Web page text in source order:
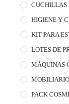
CUCHILLAS
HIGIENE Y
KIT PARA
LOTES DE
MÁQUINAS
PACK